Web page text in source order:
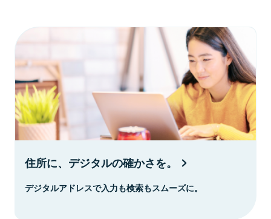
住所に、デジタルの確かさを。
デジタルアドレスで入力も検索もスムーズに。